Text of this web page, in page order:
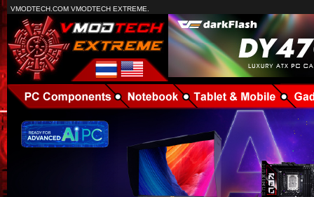
VMODTECH.COM VMODTECH EXTREME.